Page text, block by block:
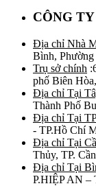
CÔNG
Địa chỉ Nhà
Bình,
Trụ sở chính
phố Biên
Địa chỉ Tại
Thành Phố
Địa chỉ Tại
- TP.Hồ Chí
Địa chỉ Tại
Thủy, TP.
Địa chỉ Tại
P.HIỆP AN